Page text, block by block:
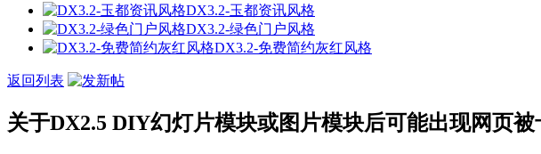
DX3.2-玉都资讯风格
DX3.2-绿色门户风格
DX3.2-免费简约灰红风格
返回列表
关于DX2.5 DIY幻灯片模块或图片模块后可能出现网页